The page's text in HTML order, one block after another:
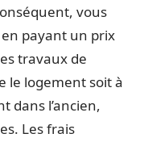
vous
payant un prix
travaux de
le logement soit à
dans l’ancien,
Les frais